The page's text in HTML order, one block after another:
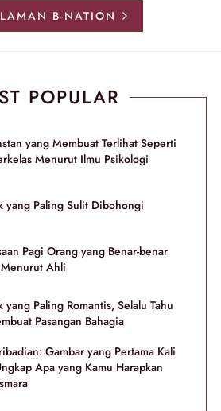
B-NATION
POPULAR
yang Membuat Terlihat Seperti
Menurut Ilmu Psikologi
yang Paling Sulit Dibohongi
Pagi Orang yang Benar-benar
Ahli
yang Paling Romantis, Selalu Tahu
Pasangan Bahagia
Gambar yang Pertama Kali
Apa yang Kamu Harapkan